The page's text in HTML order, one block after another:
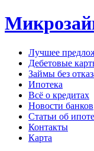
Перейти
к
Лучшее
Дебетовые
Займы без
Ипотека
Всё о кредитах
Новости банков
Статьи об
Контакты
Карта